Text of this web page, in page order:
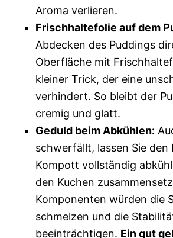
Aroma verlieren.
Frischhaltefolie auf dem
Abdecken des Puddings
Oberfläche mit
kleiner Trick, der eine
verhindert. So bleibt der
cremig und glatt.
Geduld beim Abkühlen:
schwerfällt, lassen Sie den
Kompott vollständig
den Kuchen
Komponenten würden die
schmelzen und die
beeinträchtigen. Ein gut